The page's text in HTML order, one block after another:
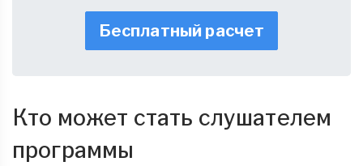
Бесплатный расчет
Кто может стать слушателем
программы